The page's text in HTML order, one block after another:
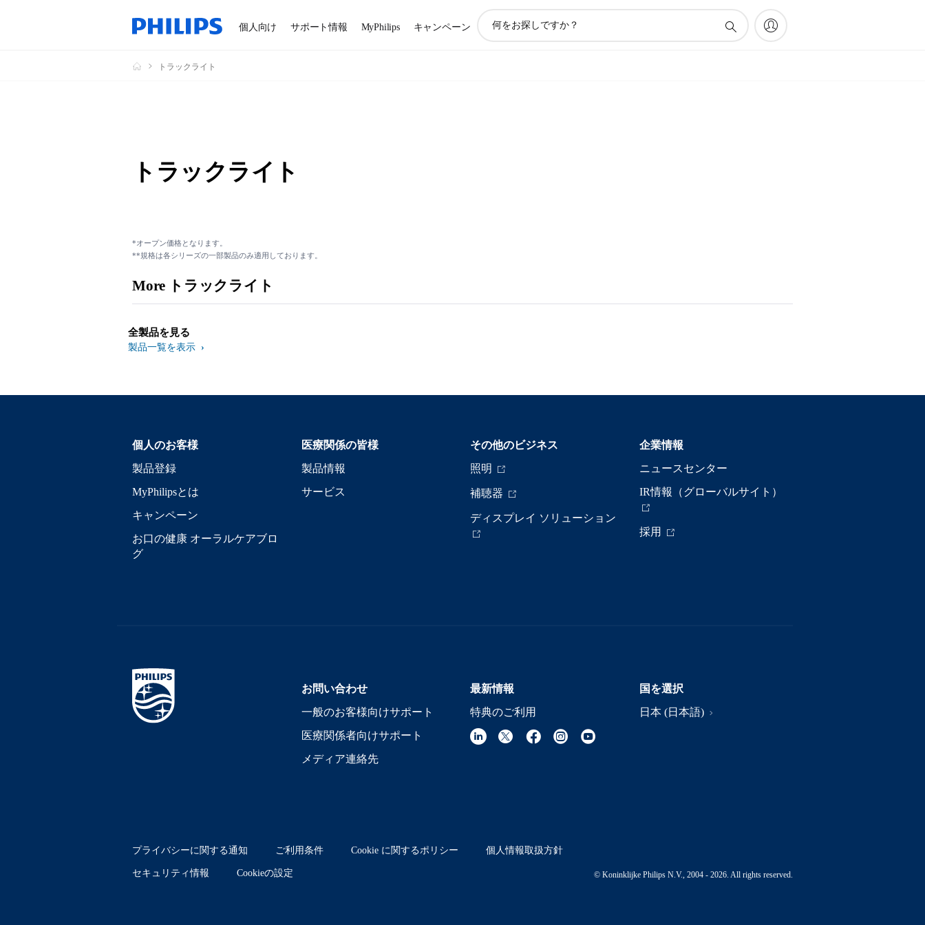
個人向け サポート情報 MyPhilips キャンペーン
トラックライト
トラックライト
*オープン価格となります。
**規格は各シリーズの一部製品のみ適用しております。
More トラックライト
全製品を見る
製品一覧を表示
個人のお客様
製品登録
MyPhilipsとは
キャンペーン
お口の健康 オーラルケアブロ
グ
医療関係の皆様
製品情報
サービス
その他のビジネス
照明
補聴器
ディスプレイ ソリューション
企業情報
ニュースセンター
IR情報（グローバルサイト）
採用
お問い合わせ
一般のお客様向けサポート
医療関係者向けサポート
メディア連絡先
最新情報
特典のご利用
国を選択
日本 (日本語)
プライバシーに関する通知 ご利用条件 Cookie に関するポリシー 個人情報取扱方針
セキュリティ情報 Cookieの設定 © Koninklijke Philips N.V., 2004 - 2026. All rights reserved.